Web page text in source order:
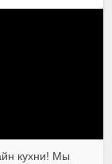
кухни! Мы